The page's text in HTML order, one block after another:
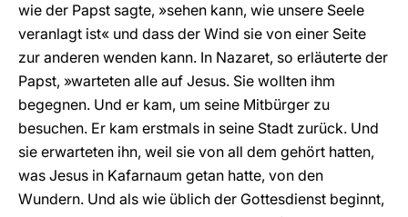
wie der Papst sagte, »sehen kann, wie unsere Seele
veranlagt ist« und dass der Wind sie von einer Seite
zur anderen wenden kann. In Nazaret, so erläuterte der
Papst, »warteten alle auf Jesus. Sie wollten ihm
begegnen. Und er kam, um seine Mitbürger zu
besuchen. Er kam erstmals in seine Stadt zurück. Und
sie erwarteten ihn, weil sie von all dem gehört hatten,
was Jesus in Kafarnaum getan hatte, von den
Wundern. Und als wie üblich der Gottesdienst beginnt,